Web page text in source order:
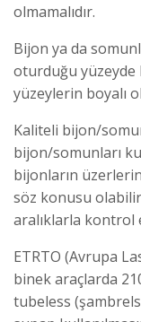
olmamalıdır.
Bijon ya da
oturduğu yüzeyde
yüzeylerin boyalı
Kaliteli bijon/
bijon/somunları
bijonların
söz konusu
aralıklarla kontrol
ETRTO (Avrupa
binek araçlarda
tubeless